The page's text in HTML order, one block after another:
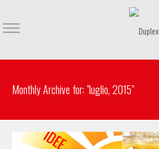
Monthly Archive for: "luglio, 2015"